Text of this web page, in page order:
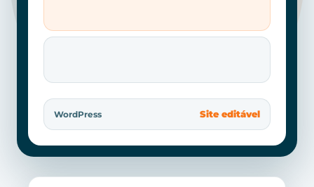
WordPress Site editável